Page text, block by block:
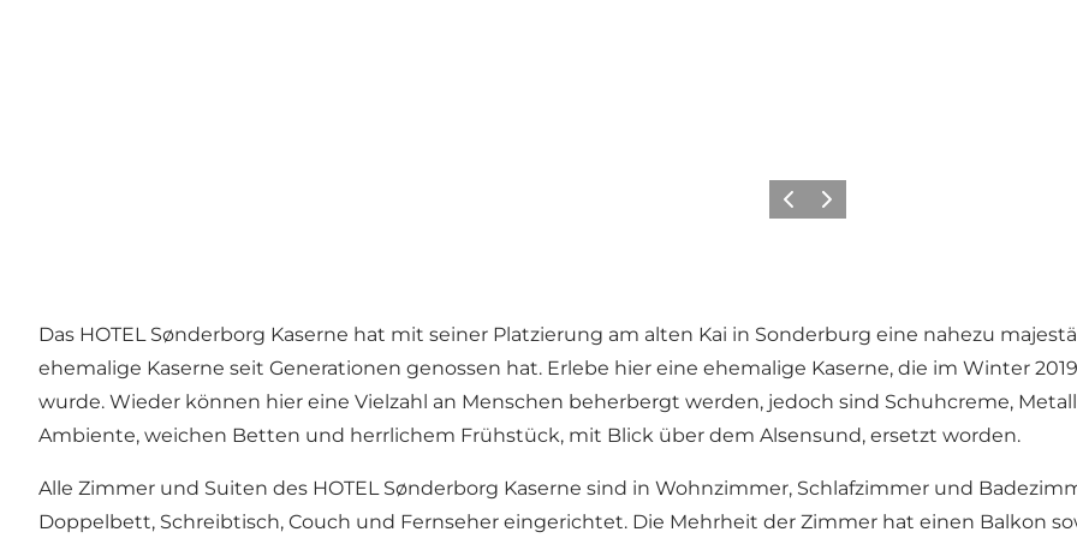
ZurückWeiter
Das HOTEL Sønderborg Kaserne hat mit seiner Platzierung am alten Kai in Sonderburg eine nahezu
ehemalige Kaserne seit Generationen genossen hat. Erlebe hier eine ehemalige Kaserne, die im Winter
wurde. Wieder können hier eine Vielzahl an Menschen beherbergt werden, jedoch sind Schuhcreme,
Ambiente, weichen Betten und herrlichem Frühstück, mit Blick über dem Alsensund, ersetzt worden.
Alle Zimmer und Suiten des HOTEL Sønderborg Kaserne sind in Wohnzimmer, Schlafzimmer und
Doppelbett, Schreibtisch, Couch und Fernseher eingerichtet. Die Mehrheit der Zimmer hat einen Balkon